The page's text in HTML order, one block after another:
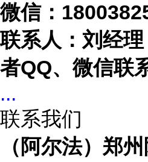
微信：
联系人：刘经
者QQ、微信联
...
联系我们
（阿尔法）郑